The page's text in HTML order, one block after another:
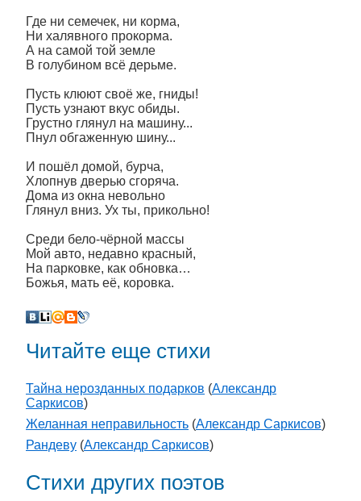
Где ни семечек, ни корма,
Ни халявного прокорма.
А на самой той земле
В голубином всё дерьме.
Пусть клюют своё же, гниды!
Пусть узнают вкус обиды.
Грустно глянул на машину...
Пнул обгаженную шину...
И пошёл домой, бурча,
Хлопнув дверью сгоряча.
Дома из окна невольно
Глянул вниз. Ух ты, прикольно!
Среди бело-чёрной массы
Мой авто, недавно красный,
На парковке, как обновка…
Божья, мать её, коровка.
Читайте еще стихи
Тайна нерозданных подарков (Александр
Саркисов)
Желанная неправильность (Александр Саркисов)
Рандеву (Александр Саркисов)
Стихи других поэтов